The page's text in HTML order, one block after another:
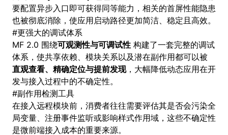
要配置异步入口即可获得同等能力，相关的首屏性能隐患
也被彻底消除，使应用启动路径更加简洁、稳定且高效。
#更强大的调试体系
MF 2.0 围绕可观测性与可调试性 构建了一套完整的调试
体系，使共享依赖、模块关系以及潜在副作用都可以被
直观查看、精确定位与提前发现，大幅降低动态应用在开
发与接入过程中的不确定性。
#副作用检测工具
在接入远程模块前，消费者往往需要评估其是否会污染全
局变量、注册事件监听或影响样式作用域，这些不确定性
是微前端接入成本的重要来源。